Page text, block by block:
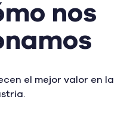
nos
el mejor valor en la